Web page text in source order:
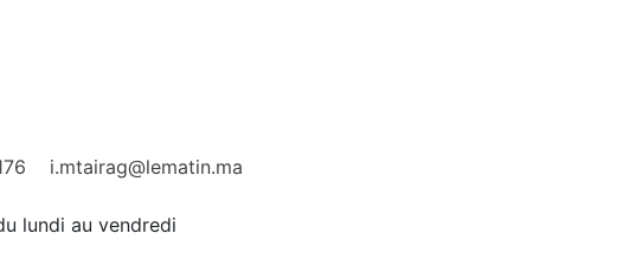
i.mtairag@lematin.ma
lundi au vendredi